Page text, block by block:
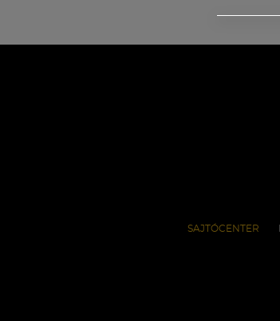
SAJTÓCENTER